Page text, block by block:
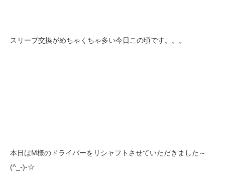
スリーブ交換がめちゃくちゃ多い今日この頃です。。。
本日はM様のドライバーをリシャフトさせていただきました～
(^_-)-☆